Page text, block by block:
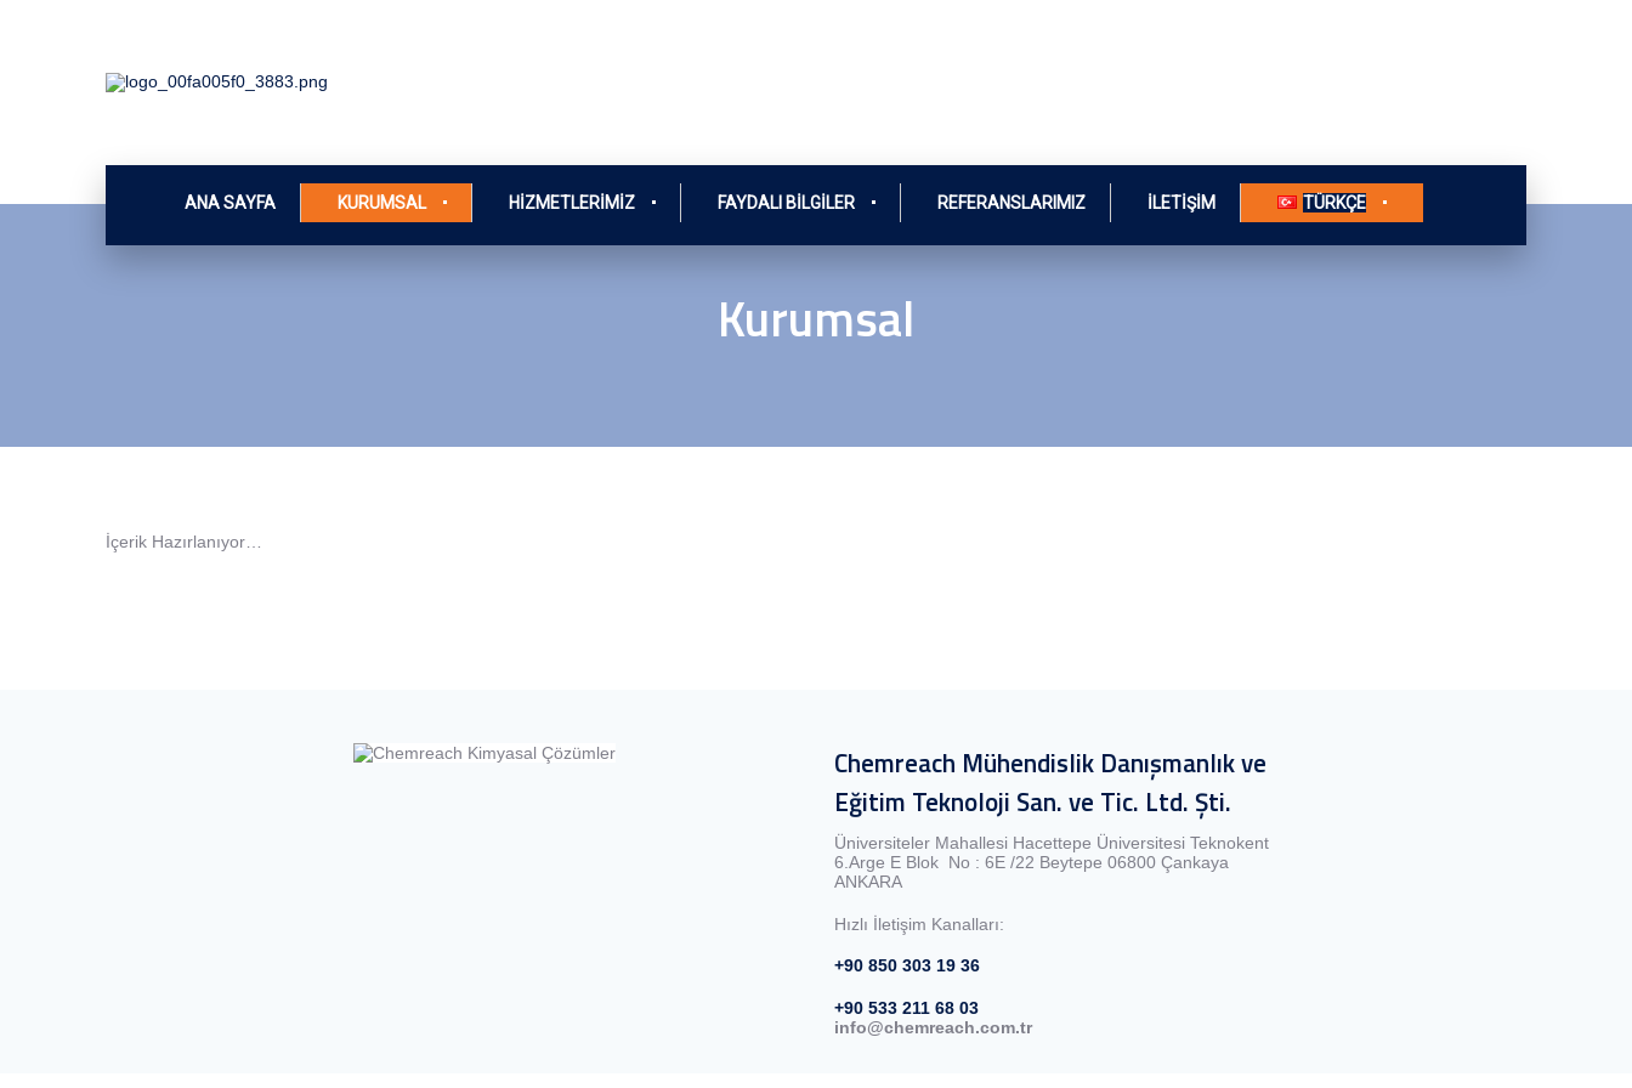
ANA SAYFA KURUMSAL HIZMETLERIMIZ FAYDALI BILGILER REFERANSLARIMIZ İLETIŞIM TÜRKÇE
Kurumsal
İçerik Hazırlanıyor…
Chemreach Mühendislik Danışmanlık ve
Eğitim Teknoloji San. ve Tic. Ltd. Şti.
Üniversiteler Mahallesi Hacettepe Üniversitesi Teknokent
6.Arge E Blok No : 6E /22 Beytepe 06800 Çankaya
ANKARA
Hızlı İletişim Kanalları:
+90 850 303 19 36
+90 533 211 68 03
info@chemreach.com.tr